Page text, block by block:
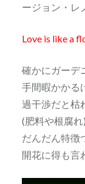
ージョン・レ
Love is like a
確かにガーデ
手間暇かかる
過干渉だと枯
(肥料や根腐れ)
だんだん特徴
開花に得も言